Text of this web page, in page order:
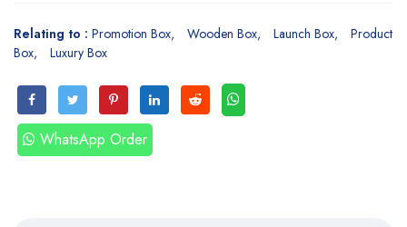
Relating to : Promotion Box Wooden Box Launch Box
Product
Box
Luxury Box
WhatsApp Order